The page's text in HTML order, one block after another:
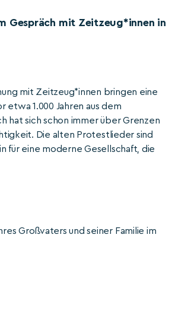
Gespräch mit Zeitzeug*innen in
mit Zeitzeug*innen bringen eine
etwa 1.000 Jahren aus dem
hat sich schon immer über Grenzen
Die alten Protestlieder sind
für eine moderne Gesellschaft, die
Großvaters und seiner Familie im